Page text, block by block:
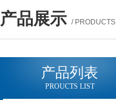
产品展示 / PRODUCTS
产品列表
PROUCTS LIST